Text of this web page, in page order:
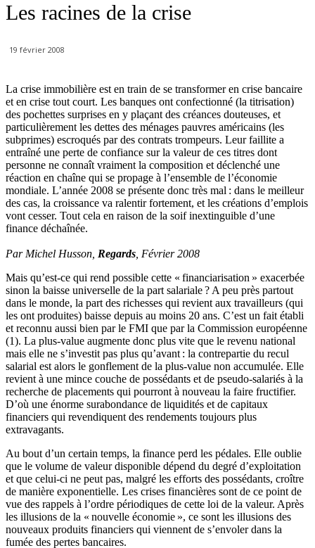
Les racines de la crise
19 février 2008
La crise immobilière est en train de se transformer en crise bancaire
et en crise tout court. Les banques ont confectionné (la titrisation)
des pochettes surprises en y plaçant des créances douteuses, et
particulièrement les dettes des ménages pauvres américains (les
subprimes) escroqués par des contrats trompeurs. Leur faillite a
entraîné une perte de confiance sur la valeur de ces titres dont
personne ne connaît vraiment la composition et déclenché une
réaction en chaîne qui se propage à l’ensemble de l’économie
mondiale. L’année 2008 se présente donc très mal : dans le meilleur
des cas, la croissance va ralentir fortement, et les créations d’emplois
vont cesser. Tout cela en raison de la soif inextinguible d’une
finance déchaînée.
Par Michel Husson, Regards , Février 2008
Mais qu’est-ce qui rend possible cette « financiarisation » exacerbée
sinon la baisse universelle de la part salariale ? A peu près partout
dans le monde, la part des richesses qui revient aux travailleurs (qui
les ont produites) baisse depuis au moins 20 ans. C’est un fait établi
et reconnu aussi bien par le FMI que par la Commission européenne
(1). La plus-value augmente donc plus vite que le revenu national
mais elle ne s’investit pas plus qu’avant : la contrepartie du recul
salarial est alors le gonflement de la plus-value non accumulée. Elle
revient à une mince couche de possédants et de pseudo-salariés à la
recherche de placements qui pourront à nouveau la faire fructifier.
D’où une énorme surabondance de liquidités et de capitaux
financiers qui revendiquent des rendements toujours plus
extravagants.
Au bout d’un certain temps, la finance perd les pédales. Elle oublie
que le volume de valeur disponible dépend du degré d’exploitation
et que celui-ci ne peut pas, malgré les efforts des possédants, croître
de manière exponentielle. Les crises financières sont de ce point de
vue des rappels à l’ordre périodiques de cette loi de la valeur. Après
les illusions de la « nouvelle économie », ce sont les illusions des
nouveaux produits financiers qui viennent de s’envoler dans la
fumée des pertes bancaires.